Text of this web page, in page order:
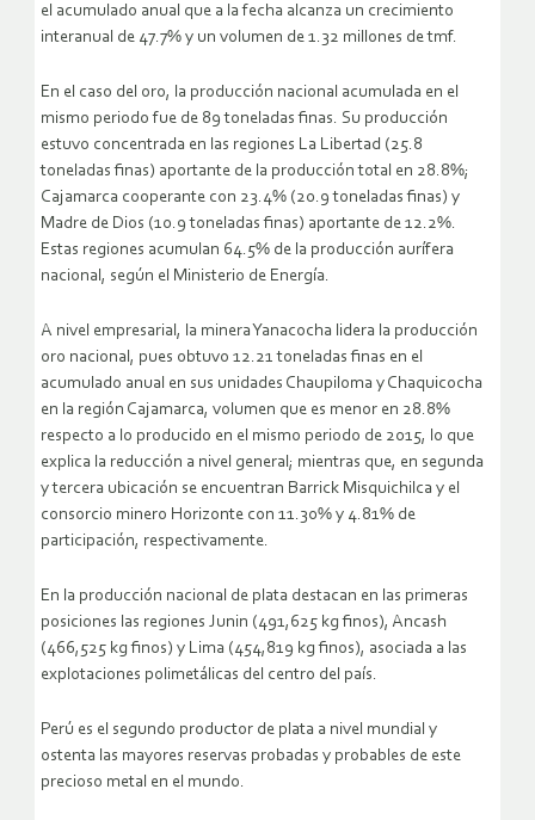
el acumulado anual que a la fecha alcanza un crecimiento
interanual de 47.7% y un volumen de 1.32 millones de tmf.
En el caso del oro, la producción nacional acumulada en el
mismo periodo fue de 89 toneladas finas. Su producción
estuvo concentrada en las regiones La Libertad (25.8
toneladas finas) aportante de la producción total en 28.8%;
Cajamarca cooperante con 23.4% (20.9 toneladas finas) y
Madre de Dios (10.9 toneladas finas) aportante de 12.2%.
Estas regiones acumulan 64.5% de la producción aurífera
nacional, según el Ministerio de Energía.
A nivel empresarial, la minera Yanacocha lidera la producción
oro nacional, pues obtuvo 12.21 toneladas finas en el
acumulado anual en sus unidades Chaupiloma y Chaquicocha
en la región Cajamarca, volumen que es menor en 28.8%
respecto a lo producido en el mismo periodo de 2015, lo que
explica la reducción a nivel general; mientras que, en segunda
y tercera ubicación se encuentran Barrick Misquichilca y el
consorcio minero Horizonte con 11.30% y 4.81% de
participación, respectivamente.
En la producción nacional de plata destacan en las primeras
posiciones las regiones Junin (491,625 kg finos), Ancash
(466,525 kg finos) y Lima (454,819 kg finos), asociada a las
explotaciones polimetálicas del centro del país.
Perú es el segundo productor de plata a nivel mundial y
ostenta las mayores reservas probadas y probables de este
precioso metal en el mundo.